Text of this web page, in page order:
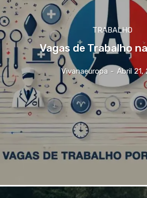
TRABALHO
Vagas de Trabalho
Vivanaeuropa - Abril 21,